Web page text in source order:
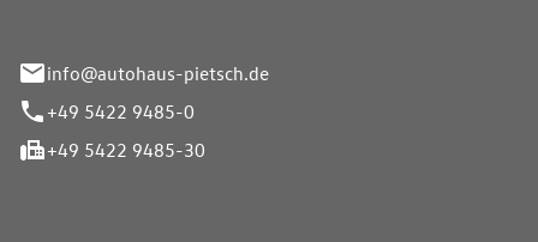
info@autohaus-pietsch.de
+49 5422 9485-0
+49 5422 9485-30